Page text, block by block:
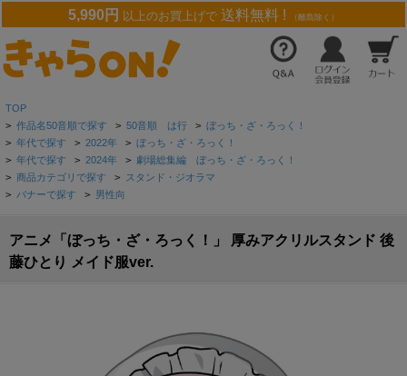
5,990円 以上のお買上げで 送料無料 ! （離島除く）
TOP
> 作品名50音順で探す > 50音順 は行 > ぼっち・ざ・ろっく！
> 年代で探す > 2022年 > ぼっち・ざ・ろっく！
> 年代で探す > 2024年 > 劇場総集編 ぼっち・ざ・ろっく！
> 商品カテゴリで探す > スタンド・ジオラマ
> バナーで探す > 男性向
アニメ「ぼっち・ざ・ろっく！」 厚みアクリルスタンド 後
藤ひとり メイド服ver.